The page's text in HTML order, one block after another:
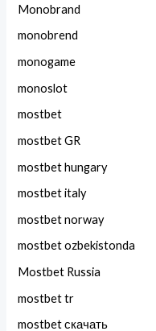
Monobrand
monobrend
monogame
monoslot
mostbet
mostbet GR
mostbet hungary
mostbet italy
mostbet norway
mostbet ozbekistonda
Mostbet Russia
mostbet tr
mostbet скачать